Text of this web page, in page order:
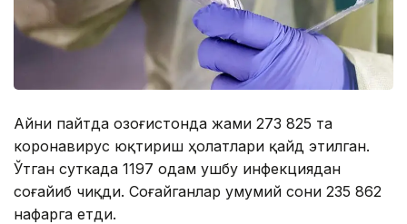
Айни пайтда Қозоғистонда жами 273 825 та
коронавирус юқтириш ҳолатлари қайд этилган.
Ўтган суткада 1197 одам ушбу инфекциядан
соғайиб чиқди. Соғайганлар умумий сони 235 862
нафарга етди.